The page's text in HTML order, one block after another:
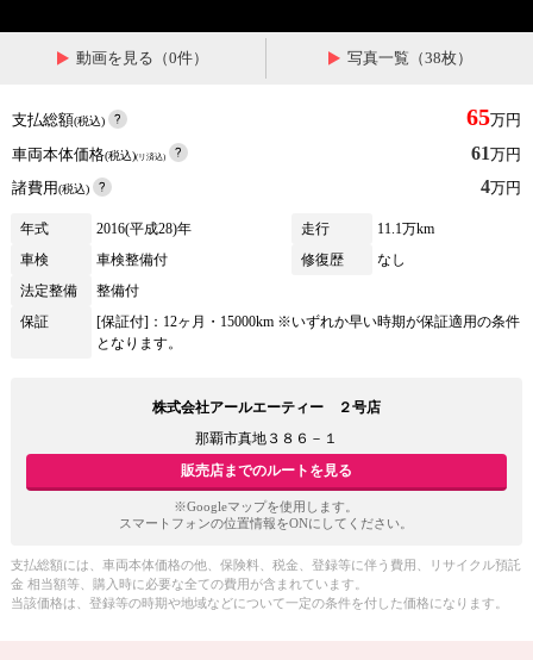
動画を見る（0件） 写真一覧（38枚）
支払総額(税込) 65万円
車両本体価格(税込)(リ済込) 61万円
諸費用(税込) 4万円
年式 2016(平成28)年 走行
11.1万km
車検
車検整備付 修復歴
なし
法定整備
整備付
保証
[保証付]：12ヶ月・15000km ※いずれか早い時期が保証適用の条件
となります。
株式会社アールエーティー ２号店
那覇市真地３８６－１
販売店までのルートを見る
※Googleマップを使用します。
スマートフォンの位置情報をONにしてください。
支払総額には、車両本体価格の他、保険料、税金、登録等に伴う費用、リサイクル預託
金 相当額等、購入時に必要な全ての費用が含まれています。
当該価格は、登録等の時期や地域などについて一定の条件を付した価格になります。